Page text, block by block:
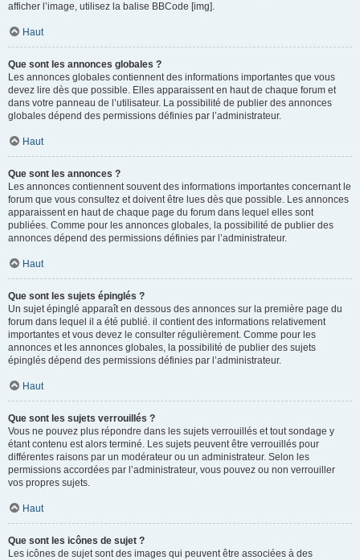
afficher l’image, utilisez la balise BBCode [img].
Haut
Que sont les annonces globales ?
Les annonces globales contiennent des informations importantes que vous
devez lire dès que possible. Elles apparaissent en haut de chaque forum et
dans votre panneau de l’utilisateur. La possibilité de publier des annonces
globales dépend des permissions définies par l’administrateur.
Haut
Que sont les annonces ?
Les annonces contiennent souvent des informations importantes concernant le
forum que vous consultez et doivent être lues dès que possible. Les annonces
apparaissent en haut de chaque page du forum dans lequel elles sont
publiées. Comme pour les annonces globales, la possibilité de publier des
annonces dépend des permissions définies par l’administrateur.
Haut
Que sont les sujets épinglés ?
Un sujet épinglé apparaît en dessous des annonces sur la première page du
forum dans lequel il a été publié. il contient des informations relativement
importantes et vous devez le consulter régulièrement. Comme pour les
annonces et les annonces globales, la possibilité de publier des sujets
épinglés dépend des permissions définies par l’administrateur.
Haut
Que sont les sujets verrouillés ?
Vous ne pouvez plus répondre dans les sujets verrouillés et tout sondage y
étant contenu est alors terminé. Les sujets peuvent être verrouillés pour
différentes raisons par un modérateur ou un administrateur. Selon les
permissions accordées par l’administrateur, vous pouvez ou non verrouiller
vos propres sujets.
Haut
Que sont les icônes de sujet ?
Les icônes de sujet sont des images qui peuvent être associées à des